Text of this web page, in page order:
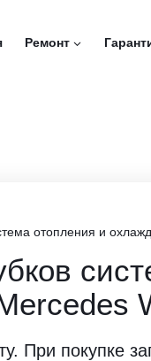
Ремонт
отопления и
При покупке